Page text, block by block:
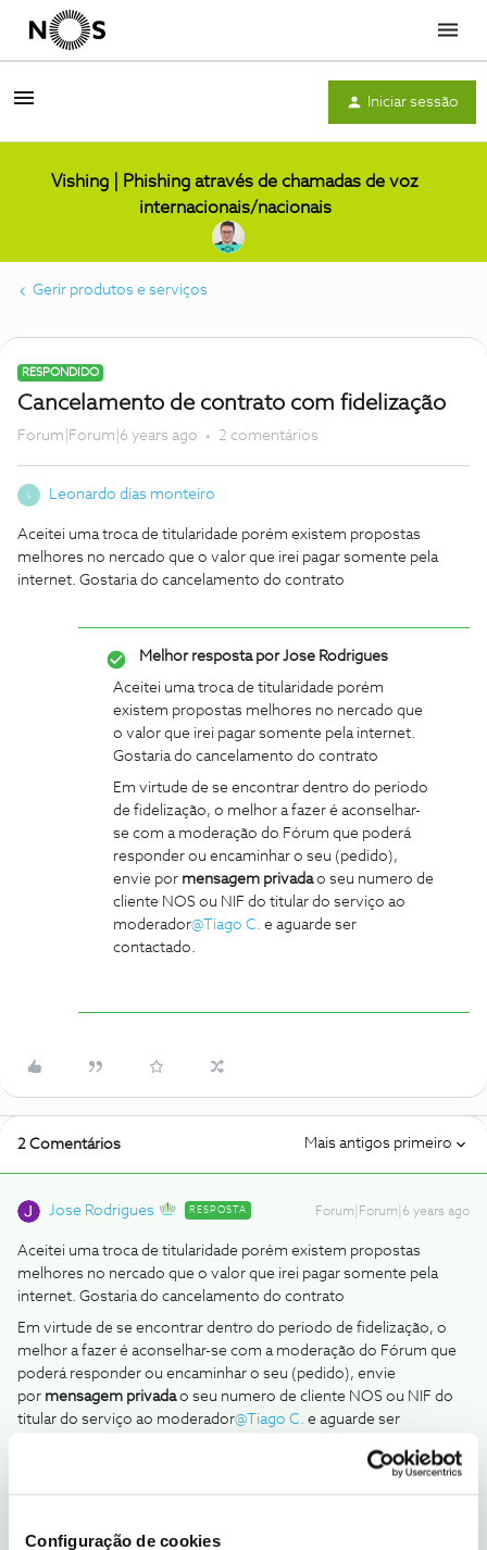
Configuração de cookies
Menu
Iniciar sessão
Vishing | Phishing através de chamadas de voz
internacionais/nacionais
Gerir produtos e serviços
RESPONDIDO
Cancelamento de contrato com fidelização
Forum|Forum|6 years ago 2 comentários
Leonardo dias monteiro
Aceitei uma troca de titularidade porém existem propostas
melhores no nercado que o valor que irei pagar somente pela
internet. Gostaria do cancelamento do contrato
Melhor resposta porJose Rodrigues
Aceitei uma troca de titularidade porém
existem propostas melhores no nercado que
o valor que irei pagar somente pela internet.
Gostaria do cancelamento do contrato
Em virtude de se encontrar dentro do periodo
de fidelização, o melhor a fazer é aconselhar-
se com a moderação do Fórum que poderá
responder ou encaminhar o seu (pedido),
envie por mensagem privadao seu numero de
cliente NOS ou NIF do titular do serviço ao
moderador@Tiago C. e aguarde ser
contactado.
2 Comentários Mais antigos primeiro
Jose Rodrigues RESPOSTA Forum|Forum|6 years ago
Aceitei uma troca de titularidade porém existem propostas
melhores no nercado que o valor que irei pagar somente pela
internet. Gostaria do cancelamento do contrato
Em virtude de se encontrar dentro do periodo de fidelização, o
melhor a fazer é aconselhar-se com a moderação do Fórum que
poderá responder ou encaminhar o seu (pedido), envie
por mensagem privadao seu numero de cliente NOS ou NIF do
titular do serviço ao moderador@Tiago C. e aguarde ser